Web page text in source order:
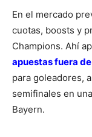
En el mercado
cuotas, boosts y
Champions. Ahí
apuestas fuera
para goleadores,
semifinales en
Bayern.